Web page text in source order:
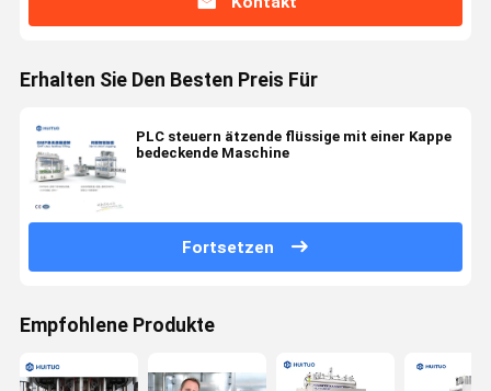
Erhalten Sie Den Besten Preis Für
PLC steuern ätzende flüssige mit einer Kappe
bedeckende Maschine
Fortsetzen
Empfohlene Produkte